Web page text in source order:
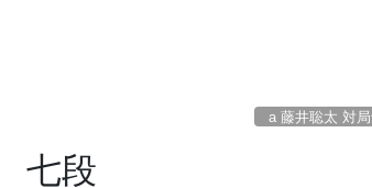
a 藤井聡太 対
七段